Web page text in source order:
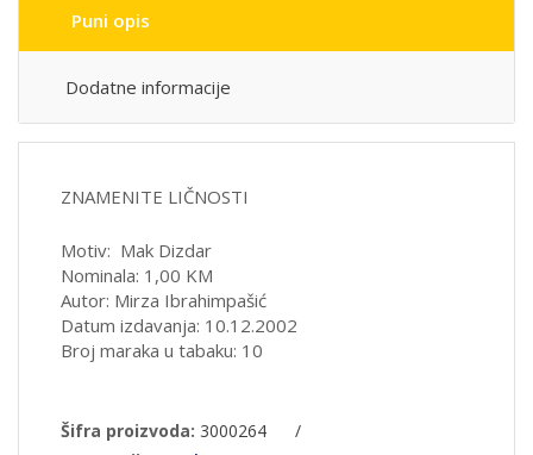
Puni opis
Dodatne informacije
ZNAMENITE LIČNOSTI
Motiv: Mak Dizdar
Nominala: 1,00 KM
Autor: Mirza Ibrahimpašić
Datum izdavanja: 10.12.2002
Broj maraka u tabaku: 10
Šifra proizvoda: 3000264
/